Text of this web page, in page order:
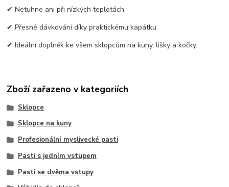
✔ Netuhne ani při nízkých teplotách.
✔ Přesné dávkování díky praktickému kapátku.
✔ Ideální doplněk ke všem sklopcům na kuny, lišky a kočky.
Zboží zařazeno v kategoriích
Sklopce
Sklopce na kuny
Profesionální myslivecké pasti
Pasti s jedním vstupem
Pasti se dvěma vstupy